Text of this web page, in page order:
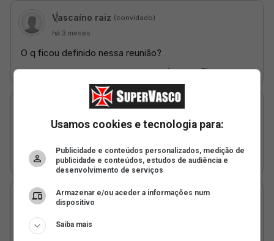
Usamos cookies e tecnologia para:
Publicidade e conteúdos personalizados, medição de
publicidade e conteúdos, estudos de audiência e
desenvolvimento de serviços
Armazenar e/ou aceder a informações num
dispositivo
Saiba mais